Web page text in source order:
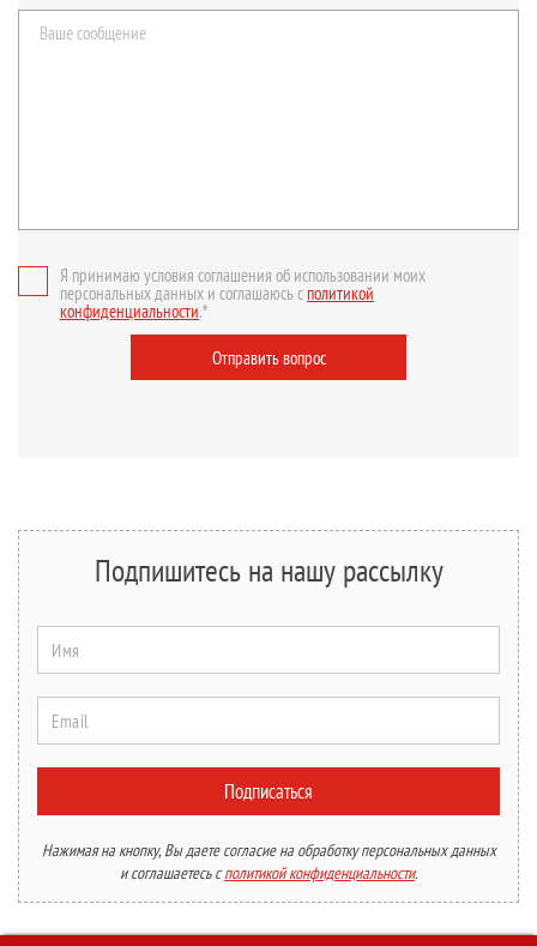
Я принимаю условия соглашения об использовании моих
персональных данных и соглашаюсь сполитикой
конфиденциальности.*
Отправить вопрос
Подпишитесь на нашу рассылку
Имя
Email
Подписаться
Нажимая на кнопку, Вы даете согласие на обработку персональных данных
и соглашаетесь сполитикой конфиденциальности.